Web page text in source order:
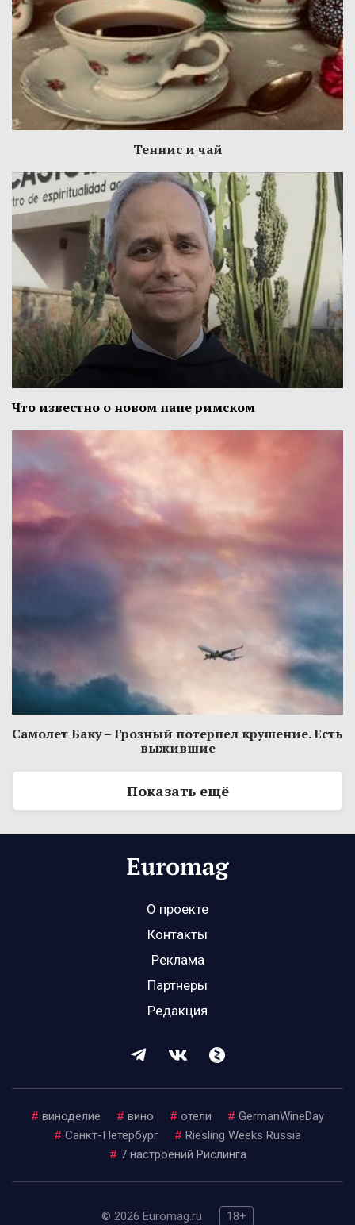
Теннис и чай
Что известно о новом папе римском
Самолет Баку – Грозный потерпел крушение. Есть
выжившие
Показать ещё
О проекте
Контакты
Реклама
Партнеры
Редакция
# виноделие # вино # отели # GermanWineDay
# Санкт-Петербург # Riesling Weeks Russia
# 7 настроений Рислинга
© 2026 Euromag.ru 18+